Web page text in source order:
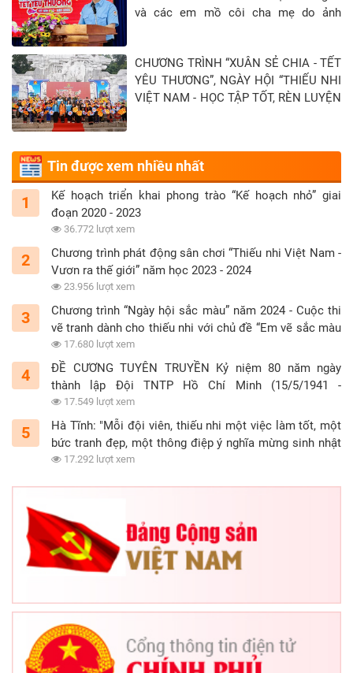
và các em mồ côi cha mẹ do ảnh
chia - Tết yêu thương” năm 2026
CHƯƠNG TRÌNH “XUÂN SẺ CHIA - TẾT
YÊU THƯƠNG”, NGÀY HỘI “THIẾU NHI
VIỆT NAM - HỌC TẬP TỐT, RÈN LUYỆN
Tin được xem nhiều nhất
1
Kế hoạch triển khai phong trào “Kế hoạch nhỏ” giai
đoạn 2020 - 2023
36.772 lượt xem
2
Chương trình phát động sân chơi “Thiếu nhi Việt Nam -
Vươn ra thế giới” năm học 2023 - 2024
23.956 lượt xem
3
Chương trình “Ngày hội sắc màu” năm 2024 - Cuộc thi
vẽ tranh dành cho thiếu nhi với chủ đề “Em vẽ sắc màu
tình nguyện”
17.680 lượt xem
4
ĐỀ CƯƠNG TUYÊN TRUYỀN Kỷ niệm 80 năm ngày
thành lập Đội TNTP Hồ Chí Minh (15/5/1941 -
15/5/2021)
17.549 lượt xem
5
Hà Tĩnh: "Mỗi đội viên, thiếu nhi một việc làm tốt, một
bức tranh đẹp, một thông điệp ý nghĩa mừng sinh nhật
Đội"17.292 lượt xem